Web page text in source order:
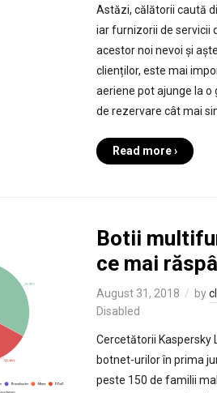
Astăzi, călătorii caută
iar furnizorii de servicii
acestor noi nevoi și
clienților, este mai
aeriene pot ajunge la
de rezervare cât mai
Read more ›
Botii
ce mai
August 31, 2018 by
Disabled
Cercetătorii Kaspersky
botnet-urilor în prima
peste 150 de familii